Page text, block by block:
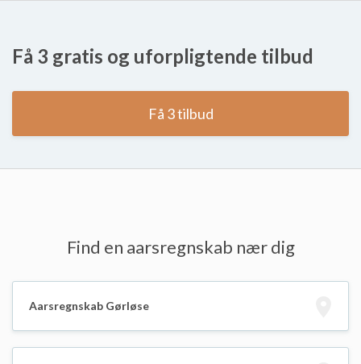
Få 3 gratis og uforpligtende tilbud
Få 3 tilbud
Find en aarsregnskab nær dig
Aarsregnskab Gørløse